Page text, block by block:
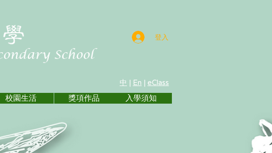
登入
中 | En | eClass
校園生活 獎項作品 入學須知